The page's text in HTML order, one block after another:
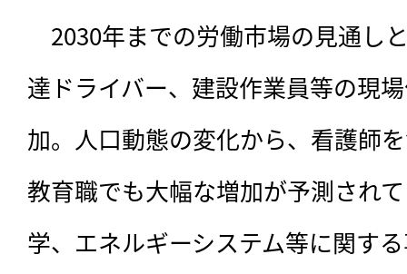
2030年までの労働市場の見通し
達ドライバー、建設作業員等の現
加。人口動態の変化から、看護師
教育職でも大幅な増加が予測され
学、エネルギーシステム等に関す